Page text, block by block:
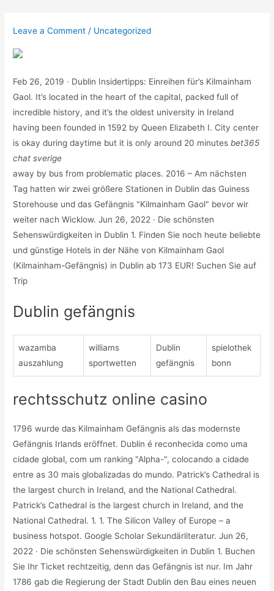
content
Leave a Comment / Uncategorized
Feb 26, 2019 · Dublin Insidertipps: Einreihen für’s Kilmainham
Gaol. It’s located in the heart of the capital, packed full of
incredible history, and it’s the oldest university in Ireland
having been founded in 1592 by Queen Elizabeth I. City center
is okay during daytime but it is only around 20 minutesbet365
chat sverige
away by bus from problematic places. 2016 – Am nächsten
Tag hatten wir zwei größere Stationen in Dublin das Guiness
Storehouse und das Gefängnis "Kilmainham Gaol" bevor wir
weiter nach Wicklow. Jun 26, 2022 · Die schönsten
Sehenswürdigkeiten in Dublin 1. Finden Sie noch heute beliebte
und günstige Hotels in der Nähe von Kilmainham Gaol
(Kilmainham-Gefängnis) in Dublin ab 173 EUR! Suchen Sie auf
Trip
Dublin gefängnis
wazamba
auszahlung
williams
sportwetten
Dublin
gefängnis
spielothek
bonn
rechtsschutz online casino
1796 wurde das Kilmainham Gefängnis als das modernste
Gefängnis Irlands eröffnet. Dublin é reconhecida como uma
cidade global, com um ranking "Alpha-", colocando a cidade
entre as 30 mais globalizadas do mundo. Patrick’s Cathedral is
the largest church in Ireland, and the National Cathedral.
Patrick’s Cathedral is the largest church in Ireland, and the
National Cathedral. 1. 1. The Silicon Valley of Europe – a
business hotspot. Google Scholar Sekundärliteratur. Jun 26,
2022 · Die schönsten Sehenswürdigkeiten in Dublin 1. Buchen
Sie Ihr Ticket rechtzeitig, denn das Gefängnis ist nur. Im Jahr
1786 gab die Regierung der Stadt Dublin den Bau eines neuen